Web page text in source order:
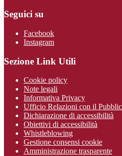
Seguici su
Facebook
Instagram
Sezione Link Utili
Cookie policy
Note legali
Informativa Privacy
Ufficio Relazioni con il
Dichiarazione di accessibilità
Obiettivi di accessibilità
Whistleblowing
Gestione consensi cookie
Amministrazione trasparente